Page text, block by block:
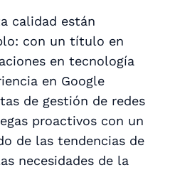
calidad están
con un título en
en tecnología
en Google
de gestión de redes
proactivos con un
de las tendencias de
necesidades de la